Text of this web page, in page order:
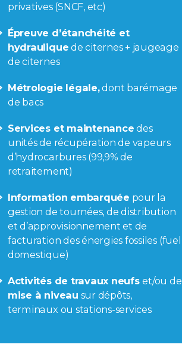
privatives (SNCF, etc)
Épreuve d’étanchéité et
hydraulique de citernes + jaugeage
de citernes
Métrologie légale,dont barémage
de bacs
Services et maintenance des
unités de récupération de vapeurs
d’hydrocarbures (99,9% de
retraitement)
Information embarquée pour la
gestion de tournées, de distribution
et d’approvisionnement et de
facturation des énergies fossiles (fuel
domestique)
Activités de travaux neufset/ou de
mise à niveau sur dépôts,
terminaux ou stations-services